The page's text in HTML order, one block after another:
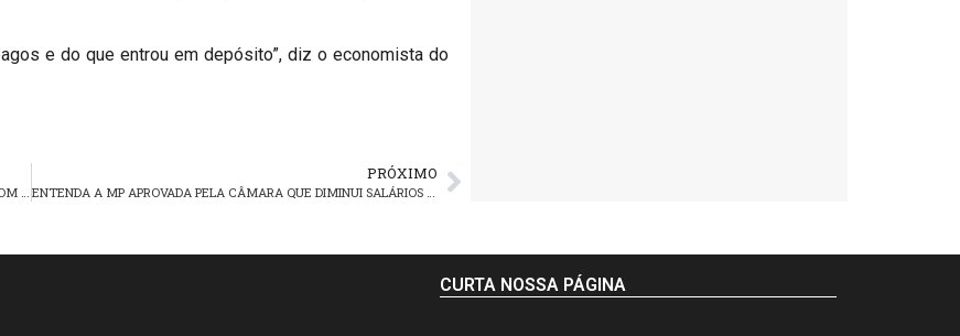
e do que entrou em depósito”, diz o economista do
PRÓXIMO
CURTA NOSSA PÁGINA